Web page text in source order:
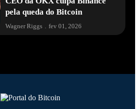
pela queda do Bitcoin
Wagner Riggs fev 01, 2026